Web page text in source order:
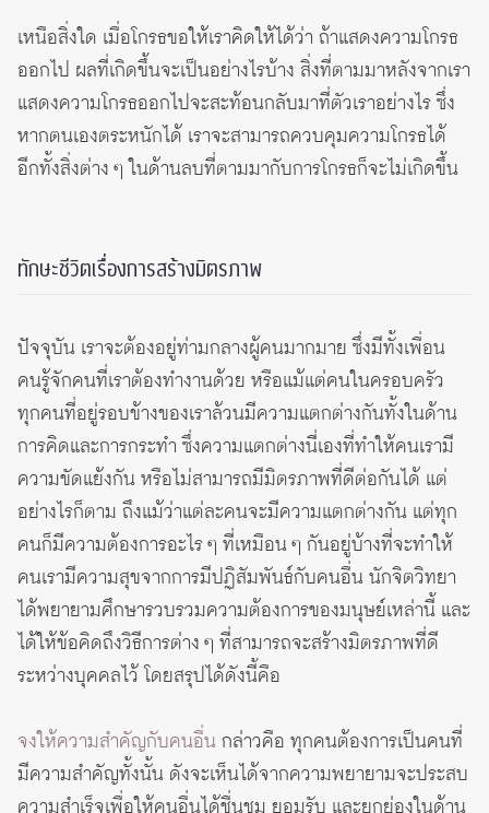
เหนือสิ่งใด เมื่อโกรธขอให้เราคิดให้ได้ว่า ถ้าแสดงความโกรธ
ออกไป ผลที่เกิดขึ้นจะเป็นอย่างไรบ้าง สิ่งที่ตามมาหลังจากเรา
แสดงความโกรธออกไปจะสะท้อนกลับมาที่ตัวเราอย่างไร ซึ่ง
หากตนเองตระหนักได้ เราจะสามารถควบคุมความโกรธได้
อีกทั้งสิ่งต่าง ๆ ในด้านลบที่ตามมากับการโกรธก็จะไม่เกิดขึ้น
ทักษะชีวิตเรื่องการสร้างมิตรภาพ
ปัจจุบัน เราจะต้องอยู่ท่ามกลางผู้คนมากมาย ซึ่งมีทั้งเพื่อน
คนรู้จักคนที่เราต้องทำงานด้วย หรือแม้แต่คนในครอบครัว
ทุกคนที่อยู่รอบข้างของเราล้วนมีความแตกต่างกันทั้งในด้าน
การคิดและการกระทำ ซึ่งความแตกต่างนี่เองที่ทำให้คนเรามี
ความขัดแย้งกัน หรือไม่สามารถมีมิตรภาพที่ดีต่อกันได้ แต่
อย่างไรก็ตาม ถึงแม้ว่าแต่ละคนจะมีความแตกต่างกัน แต่ทุก
คนก็มีความต้องการอะไร ๆ ที่เหมือน ๆ กันอยู่บ้างที่จะทำให้
คนเรามีความสุขจากการมีปฏิสัมพันธ์กับคนอื่น นักจิตวิทยา
ได้พยายามศึกษารวบรวมความต้องการของมนุษย์เหล่านี้ และ
ได้ให้ข้อคิดถึงวิธีการต่าง ๆ ที่สามารถจะสร้างมิตรภาพที่ดี
ระหว่างบุคคลไว้ โดยสรุปได้ดังนี้คือ
จงให้ความสำคัญกับคนอื่นกล่าวคือ ทุกคนต้องการเป็นคนที่
มีความสำคัญทั้งนั้น ดังจะเห็นได้จากความพยายามจะประสบ